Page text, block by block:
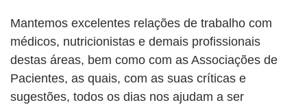
Mantemos excelentes relações de trabalho com
médicos, nutricionistas e demais profissionais
destas áreas, bem como com as Associações de
Pacientes, as quais, com as suas críticas e
sugestões, todos os dias nos ajudam a ser